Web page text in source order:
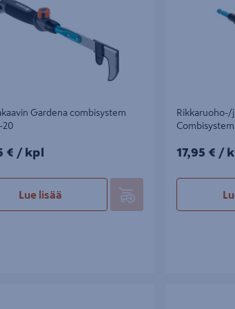
Gardena combisystem
20
kpl
€ / kpl
Lue lisää
17,95€/
17,95 € /